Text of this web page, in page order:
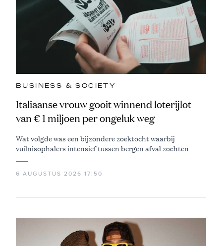
BUSINESS & SOCIETY
Italiaanse vrouw gooit winnend loterijlot
van € 1 miljoen per ongeluk weg
Wat volgde was een bijzondere zoektocht waarbij
vuilnisophalers intensief tussen bergen afval zochten
6 AUGUSTUS 2026 17:50